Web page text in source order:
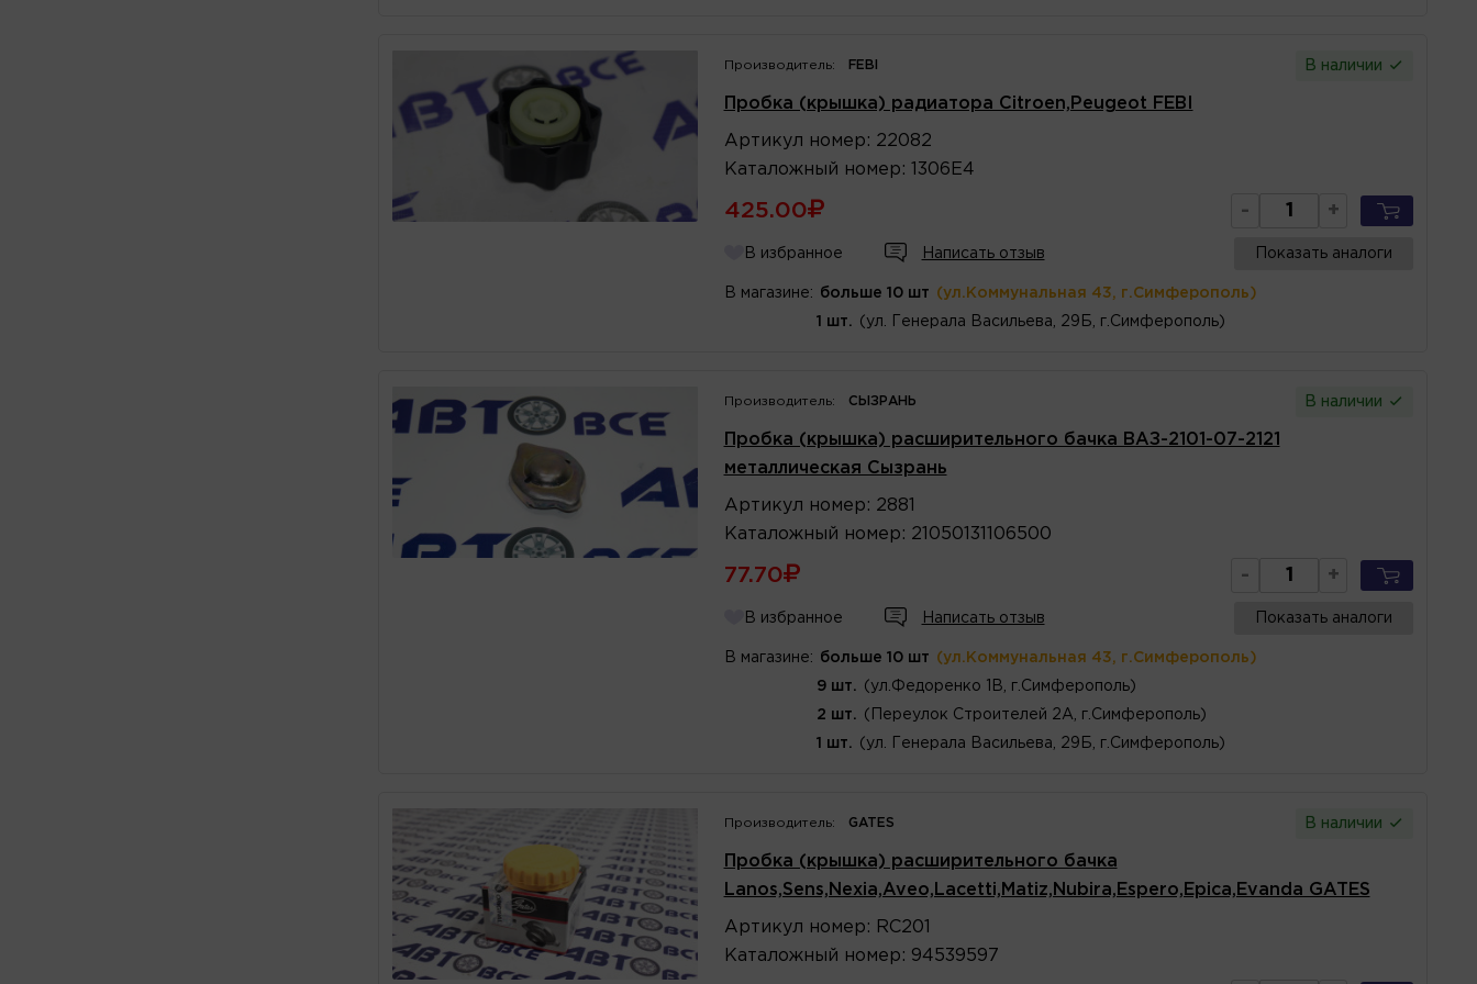
Производитель: FEBI В наличии
Пробка (крышка) радиатора Citroen,Peugeot FEBI
Артикул номер : 22082
Каталожный номер : 1306E4
425.00 - +
В избранное Написать отзыв Показать аналоги
В магазине: больше 10 шт (ул.Коммунальная 43, г.Симферополь)
1 шт. (ул. Генерала Васильева, 29Б, г.Симферополь)
Производитель: СЫЗРАНЬ В наличии
Пробка (крышка) расширительного бачка ВАЗ-2101-07-2121
металлическая Сызрань
Артикул номер : 2881
Каталожный номер : 21050131106500
77.70 - +
В избранное Написать отзыв Показать аналоги
В магазине: больше 10 шт (ул.Коммунальная 43, г.Симферополь)
9 шт. (ул.Федоренко 1В, г.Симферополь)
2 шт. (Переулок Строителей 2А, г.Симферополь)
1 шт. (ул. Генерала Васильева, 29Б, г.Симферополь)
Производитель: GATES В наличии
Пробка (крышка) расширительного бачка
Lanos,Sens,Nexia,Aveo,Lacetti,Matiz,Nubira,Espero,Epica,Evanda GATES
Артикул номер : RC201
Каталожный номер : 94539597